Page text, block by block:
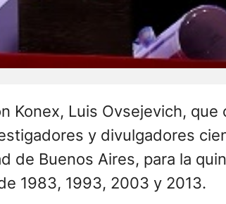
Konex, Luis Ovsejevich, que
y divulgadores
de Buenos Aires, para la
1983, 1993, 2003 y 2013.